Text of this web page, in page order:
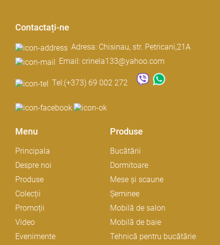
Contactați-ne
Adresa: Chisinau, str. Petricani,21A
Email: crinela133@yahoo.com
Tel:(+373) 69 002 272
Menu
Principala
Despre noi
Produse
Colecții
Promoții
Video
Evenimente
Produse
Bucătării
Dormitoare
Mese și scaune
Șeminee
Mobilă de salon
Mobilă de baie
Tehnică pentru bucătărie